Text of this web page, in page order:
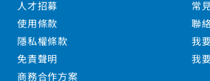
人才招募
使用條款
隱私權條款
免責聲明
商務合作方案
常
聯
我
我